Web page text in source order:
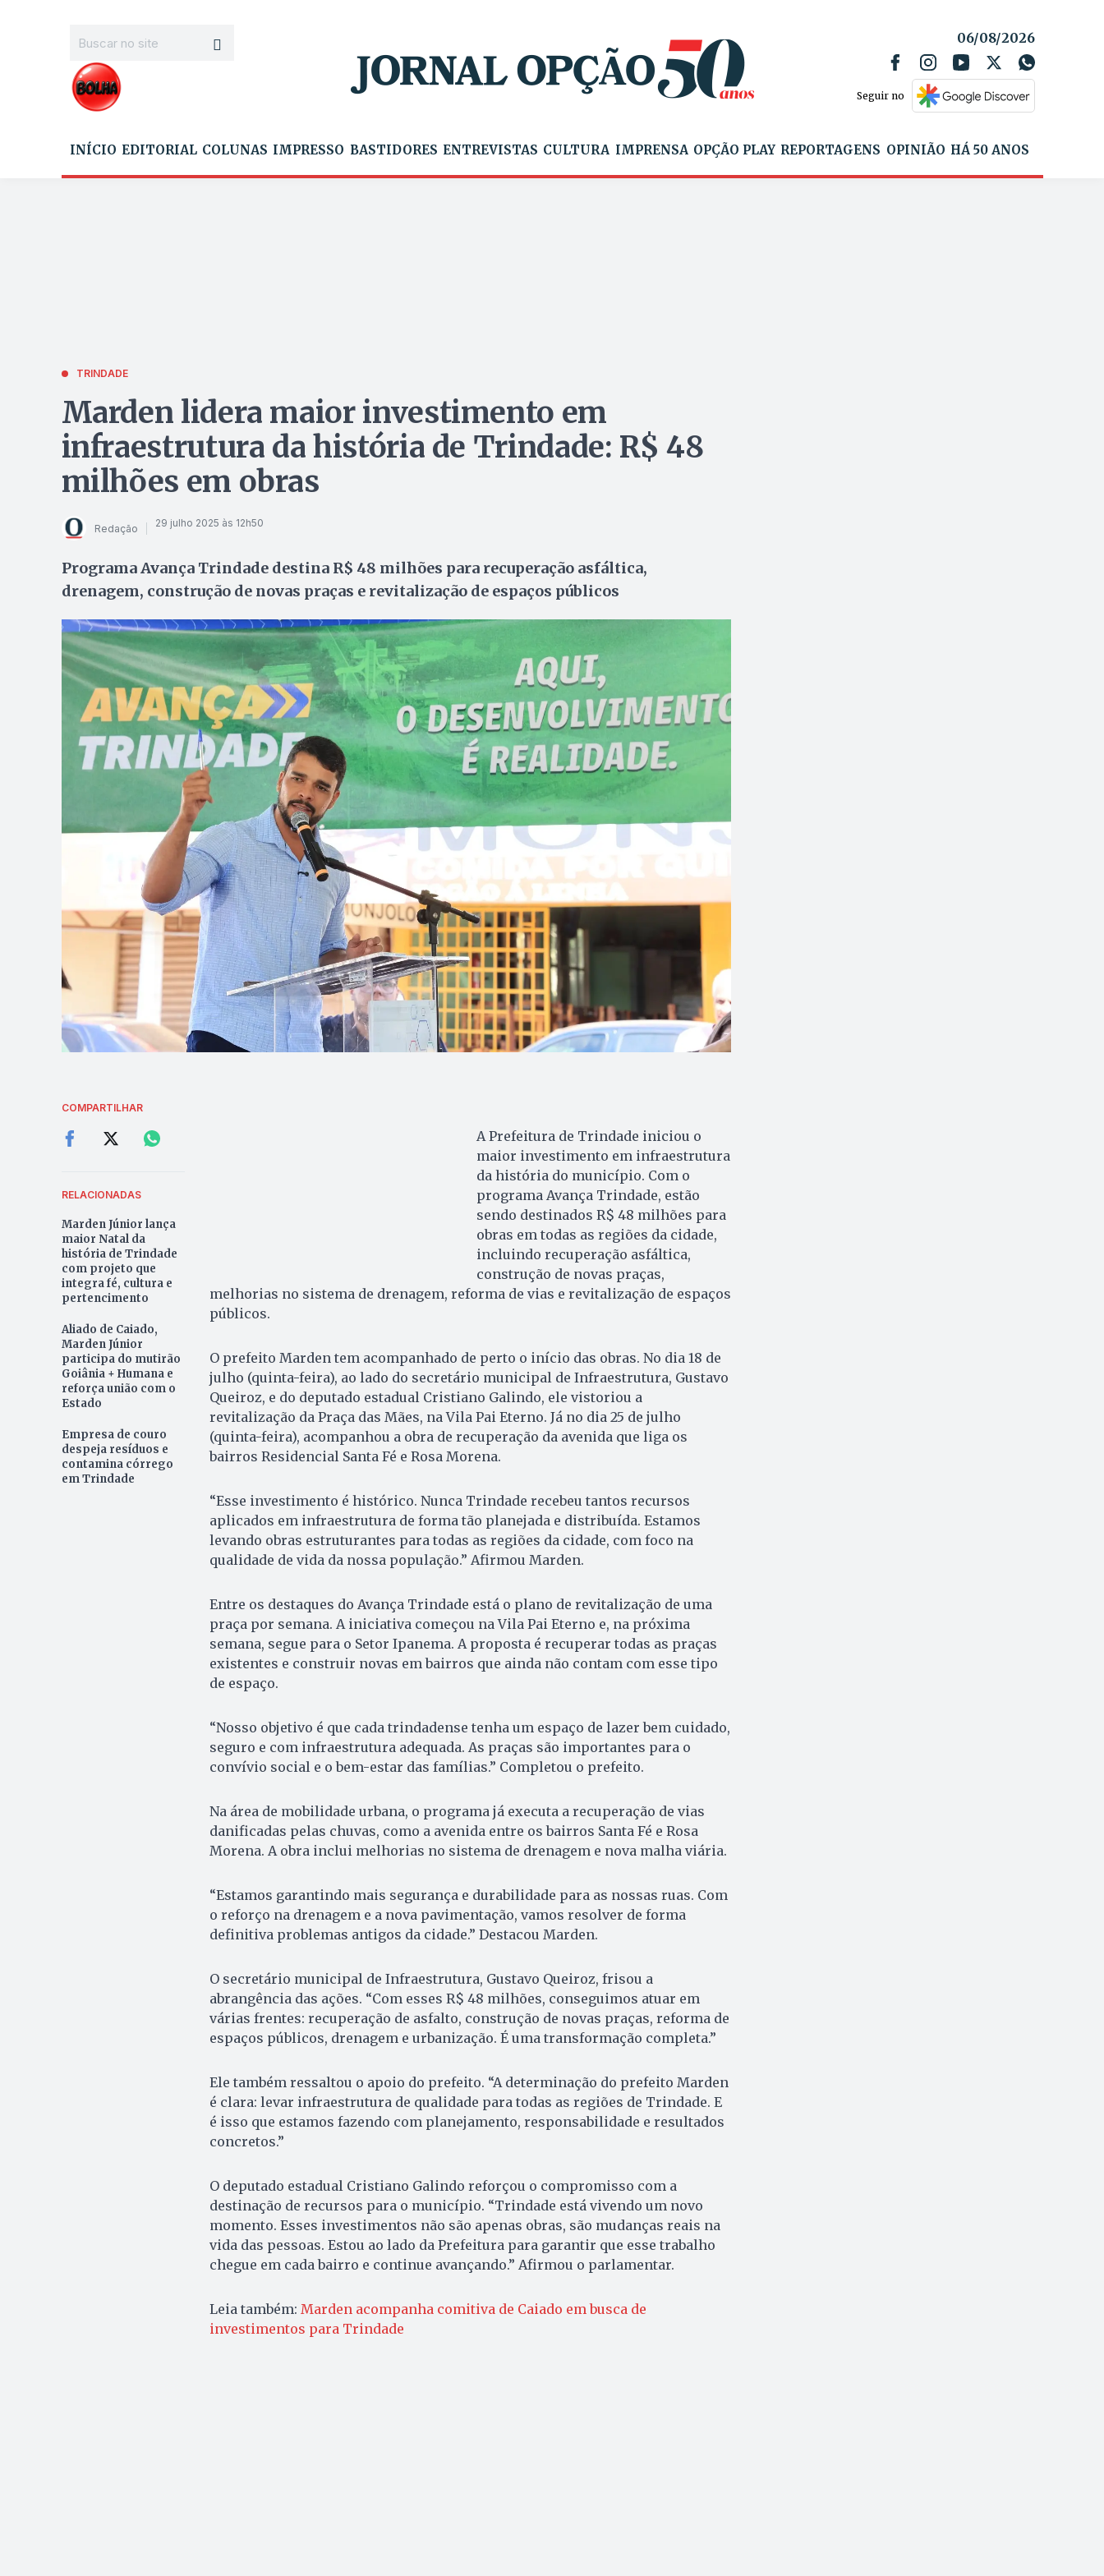
06/08/2026
Seguir no
INÍCIO EDITORIAL COLUNAS IMPRESSO BASTIDORES ENTREVISTAS CULTURA IMPRENSA OPÇÃO PLAY REPORTAGENS OPINIÃO HÁ 50 ANOS
TRINDADE
Marden lidera maior investimento em
infraestrutura da história de Trindade: R$ 48
milhões em obras
Redação 29 julho 2025 às 12h50
Programa Avança Trindade destina R$ 48 milhões para recuperação asfáltica,
drenagem, construção de novas praças e revitalização de espaços públicos
COMPARTILHAR
RELACIONADAS
Marden Júnior lança
maior Natal da
história de Trindade
com projeto que
integra fé, cultura e
pertencimento
Aliado de Caiado,
Marden Júnior
participa do mutirão
Goiânia + Humana e
reforça união com o
Estado
Empresa de couro
despeja resíduos e
contamina córrego
em Trindade
A Prefeitura de Trindade iniciou o
maior investimento em infraestrutura
da história do município. Com o
programa Avança Trindade, estão
sendo destinados R$ 48 milhões para
obras em todas as regiões da cidade,
incluindo recuperação asfáltica,
construção de novas praças,
melhorias no sistema de drenagem, reforma de vias e revitalização de espaços
públicos.
O prefeito Marden tem acompanhado de perto o início das obras. No dia 18 de
julho (quinta-feira), ao lado do secretário municipal de Infraestrutura, Gustavo
Queiroz, e do deputado estadual Cristiano Galindo, ele vistoriou a
revitalização da Praça das Mães, na Vila Pai Eterno. Já no dia 25 de julho
(quinta-feira), acompanhou a obra de recuperação da avenida que liga os
bairros Residencial Santa Fé e Rosa Morena.
“Esse investimento é histórico. Nunca Trindade recebeu tantos recursos
aplicados em infraestrutura de forma tão planejada e distribuída. Estamos
levando obras estruturantes para todas as regiões da cidade, com foco na
qualidade de vida da nossa população.” Afirmou Marden.
Entre os destaques do Avança Trindade está o plano de revitalização de uma
praça por semana. A iniciativa começou na Vila Pai Eterno e, na próxima
semana, segue para o Setor Ipanema. A proposta é recuperar todas as praças
existentes e construir novas em bairros que ainda não contam com esse tipo
de espaço.
“Nosso objetivo é que cada trindadense tenha um espaço de lazer bem cuidado,
seguro e com infraestrutura adequada. As praças são importantes para o
convívio social e o bem-estar das famílias.” Completou o prefeito.
Na área de mobilidade urbana, o programa já executa a recuperação de vias
danificadas pelas chuvas, como a avenida entre os bairros Santa Fé e Rosa
Morena. A obra inclui melhorias no sistema de drenagem e nova malha viária.
“Estamos garantindo mais segurança e durabilidade para as nossas ruas. Com
o reforço na drenagem e a nova pavimentação, vamos resolver de forma
definitiva problemas antigos da cidade.” Destacou Marden.
O secretário municipal de Infraestrutura, Gustavo Queiroz, frisou a
abrangência das ações. “Com esses R$ 48 milhões, conseguimos atuar em
várias frentes: recuperação de asfalto, construção de novas praças, reforma de
espaços públicos, drenagem e urbanização. É uma transformação completa.”
Ele também ressaltou o apoio do prefeito. “A determinação do prefeito Marden
é clara: levar infraestrutura de qualidade para todas as regiões de Trindade. E
é isso que estamos fazendo com planejamento, responsabilidade e resultados
concretos.”
O deputado estadual Cristiano Galindo reforçou o compromisso com a
destinação de recursos para o município. “Trindade está vivendo um novo
momento. Esses investimentos não são apenas obras, são mudanças reais na
vida das pessoas. Estou ao lado da Prefeitura para garantir que esse trabalho
chegue em cada bairro e continue avançando.” Afirmou o parlamentar.
Leia também: Marden acompanha comitiva de Caiado em busca de
investimentos para Trindade